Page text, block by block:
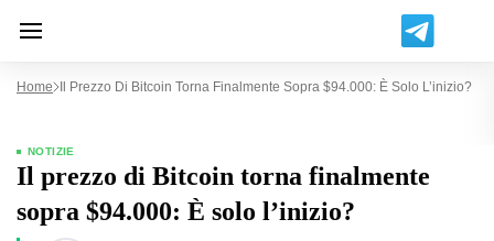
Home Il Prezzo Di Bitcoin Torna Finalmente Sopra $94.000: È Solo L’inizio?
NOTIZIE
Il prezzo di Bitcoin torna finalmente
sopra $94.000: È solo l’inizio?